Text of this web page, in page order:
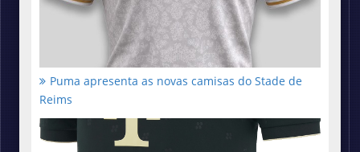
Puma apresenta as novas camisas do Stade de
Reims